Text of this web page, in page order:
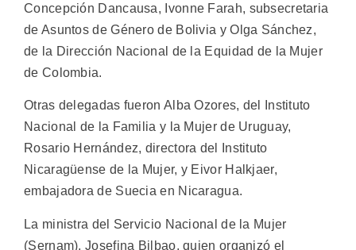
Concepción Dancausa, Ivonne Farah, subsecretaria
de Asuntos de Género de Bolivia y Olga Sánchez,
de la Dirección Nacional de la Equidad de la Mujer
de Colombia.
Otras delegadas fueron Alba Ozores, del Instituto
Nacional de la Familia y la Mujer de Uruguay,
Rosario Hernández, directora del Instituto
Nicaragüense de la Mujer, y Eivor Halkjaer,
embajadora de Suecia en Nicaragua.
La ministra del Servicio Nacional de la Mujer
(Sernam), Josefina Bilbao, quien organizó el